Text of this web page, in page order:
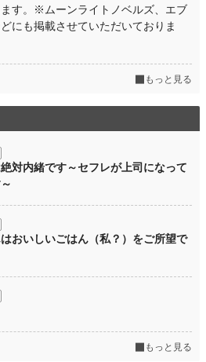
す。※ムーンライトノベルズ、エブ
にも掲載させていただいておりま
もっと見る
対内緒です～セフレが上司になって
おいしいごはん（私？）をご所望で
もっと見る